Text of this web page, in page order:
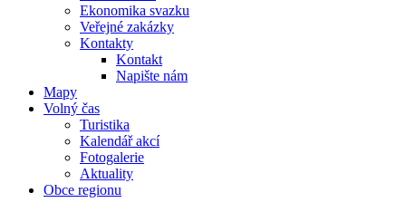
Ekonomika svazku
Veřejné zakázky
Kontakty
Kontakt
Napište nám
Mapy
Volný čas
Turistika
Kalendář akcí
Fotogalerie
Aktuality
Obce regionu